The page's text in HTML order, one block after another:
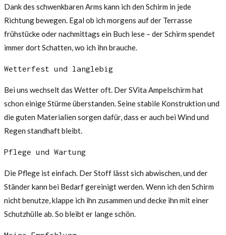
Dank des schwenkbaren Arms kann ich den Schirm in jede
Richtung bewegen. Egal ob ich morgens auf der Terrasse
frühstücke oder nachmittags ein Buch lese – der Schirm spendet
immer dort Schatten, wo ich ihn brauche.
Wetterfest und langlebig
Bei uns wechselt das Wetter oft. Der SVita Ampelschirm hat
schon einige Stürme überstanden. Seine stabile Konstruktion und
die guten Materialien sorgen dafür, dass er auch bei Wind und
Regen standhaft bleibt.
Pflege und Wartung
Die Pflege ist einfach. Der Stoff lässt sich abwischen, und der
Ständer kann bei Bedarf gereinigt werden. Wenn ich den Schirm
nicht benutze, klappe ich ihn zusammen und decke ihn mit einer
Schutzhülle ab. So bleibt er lange schön.